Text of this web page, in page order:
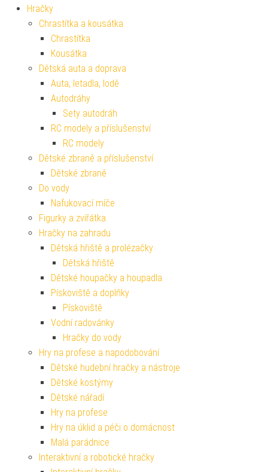
Hračky
Chrastítka a kousátka
Chrastítka
Kousátka
Dětská auta a doprava
Auta, letadla, lodě
Autodráhy
Sety autodráh
RC modely a příslušenství
RC modely
Dětské zbraně a příslušenství
Dětské zbraně
Do vody
Nafukovací míče
Figurky a zvířátka
Hračky na zahradu
Dětská hřiště a prolézačky
Dětská hřiště
Dětské houpačky a houpadla
Pískoviště a doplňky
Pískoviště
Vodní radovánky
Hračky do vody
Hry na profese a napodobování
Dětské hudební hračky a nástroje
Dětské kostýmy
Dětské nářadí
Hry na profese
Hry na úklid a péči o domácnost
Malá parádnice
Interaktivní a robotické hračky